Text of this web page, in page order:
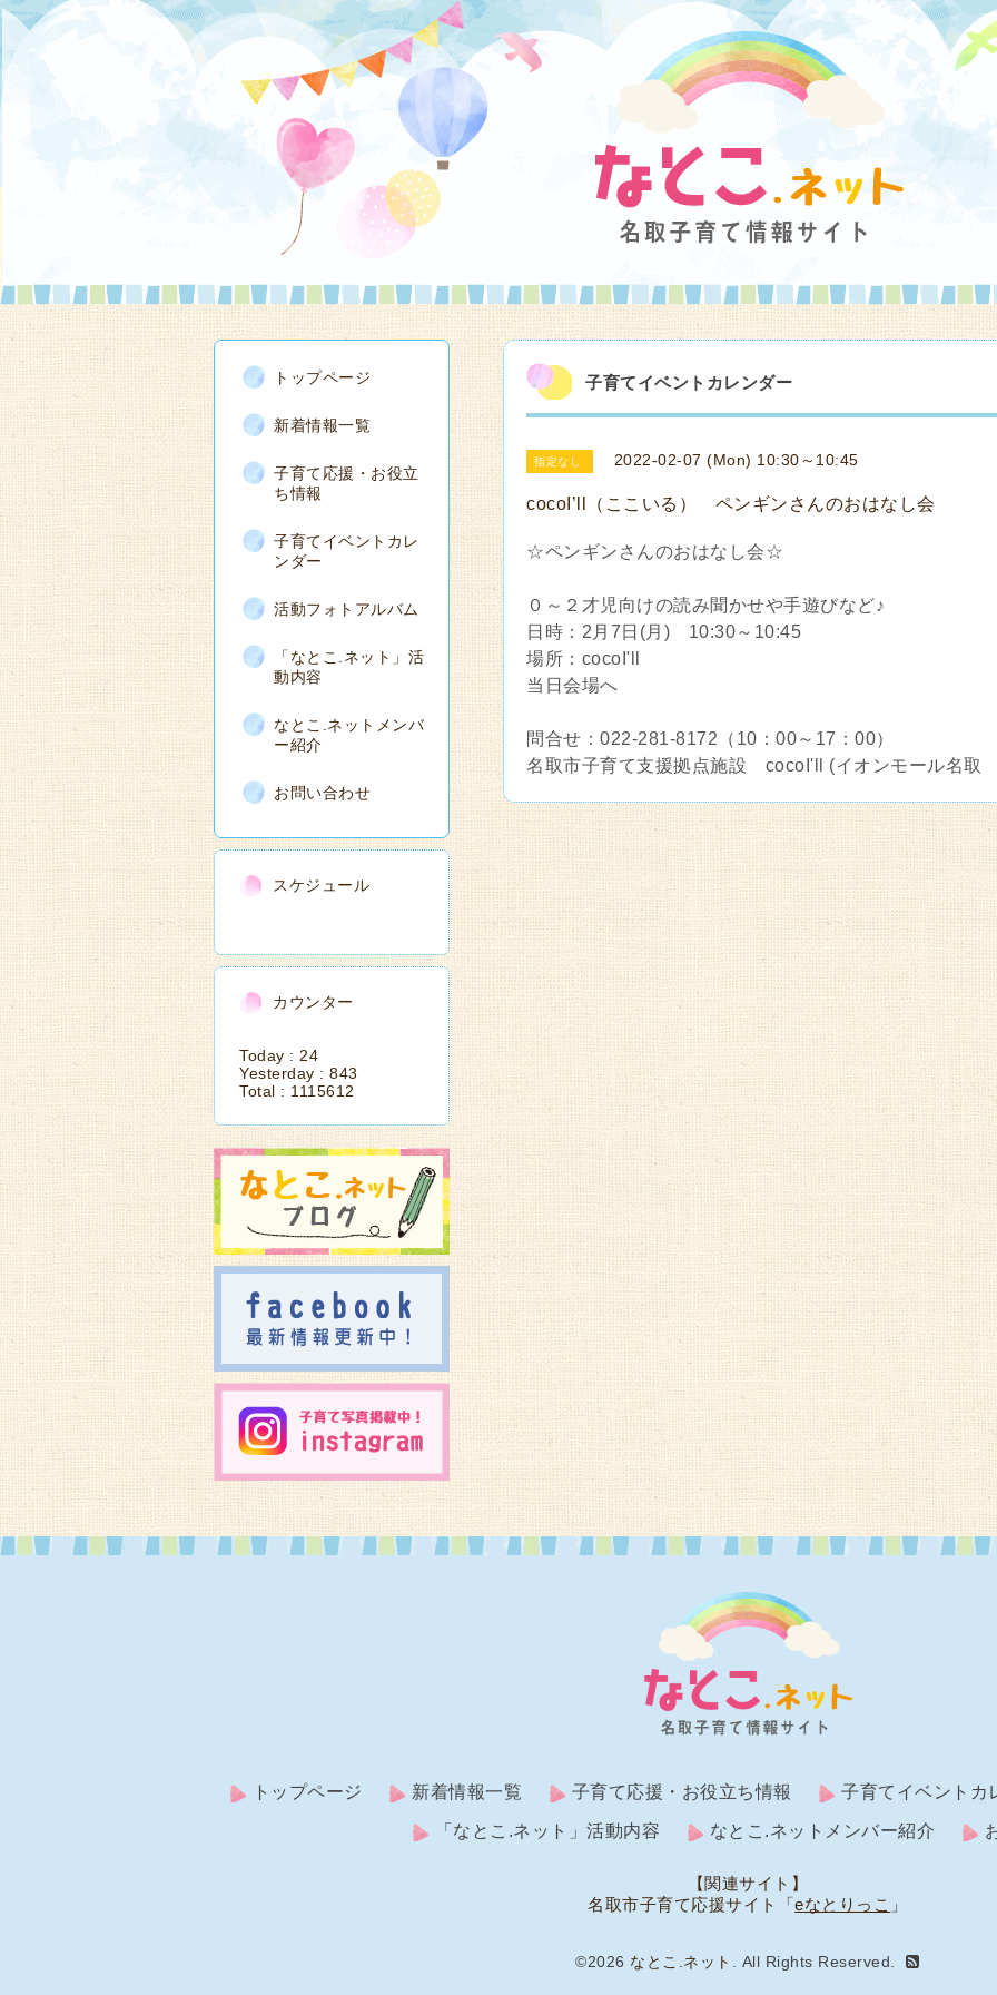
子育てイベントカレンダー
指定なし 2022-02-07 (Mon) 10:30～10:45
cocoI’ll（ここいる） ペンギンさんのおはなし会
☆ペンギンさんのおはなし会☆
０～２才児向けの読み聞かせや手遊びなど♪
日時：2月7日(月) 10:30～10:45
場所：cocoI'll
当日会場へ
問合せ：022‐281-8172（10：00～17：00）
名取市子育て支援拠点施設 cocoI'll (イオンモール名取
トップページ
新着情報一覧
子育て応援・お役立
ち情報
子育てイベントカレ
ンダー
活動フォトアルバム
「なとこ.ネット」活
動内容
なとこ.ネットメンバ
ー紹介
お問い合わせ
スケジュール
カウンター
Today : 24
Yesterday : 843
Total : 1115612
トップページ 新着情報一覧 子育て応援・お役立ち情報 子育てイベントカ
「なとこ.ネット」活動内容 なとこ.ネットメンバー紹介
【関連サイト】
名取市子育て応援サイト「eなとりっこ 」
©2026 なとこ.ネット . All Rights Reserved.